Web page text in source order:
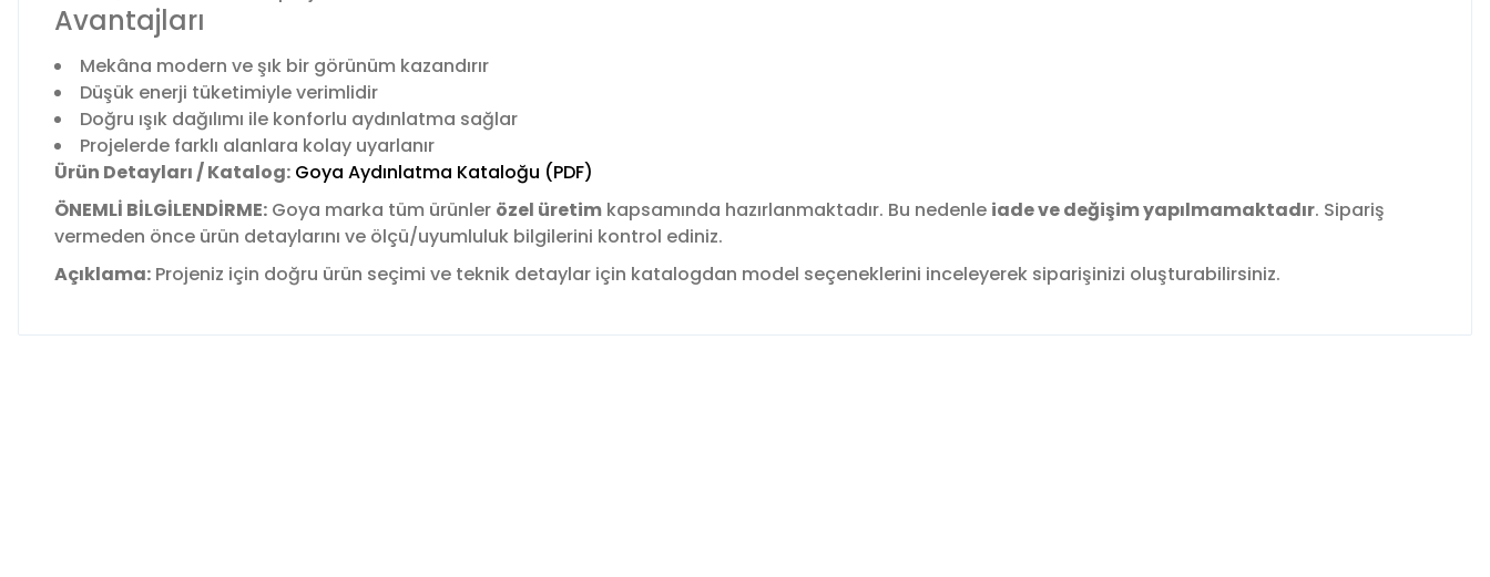
Avantajları
Mekâna modern ve şık bir görünüm kazandırır
Düşük enerji tüketimiyle verimlidir
Doğru ışık dağılımı ile konforlu aydınlatma sağlar
Projelerde farklı alanlara kolay uyarlanır
Ürün Detayları / Katalog: Goya Aydınlatma Kataloğu (PDF)
ÖNEMLİ BİLGİLENDİRME: Goya marka tüm ürünler özel üretim kapsamında hazırlanmaktadır. Bu nedenle iade ve değişim yapılmamaktadır. Sipariş
vermeden önce ürün detaylarını ve ölçü/uyumluluk bilgilerini kontrol ediniz.
Açıklama: Projeniz için doğru ürün seçimi ve teknik detaylar için katalogdan model seçeneklerini inceleyerek siparişinizi oluşturabilirsiniz.